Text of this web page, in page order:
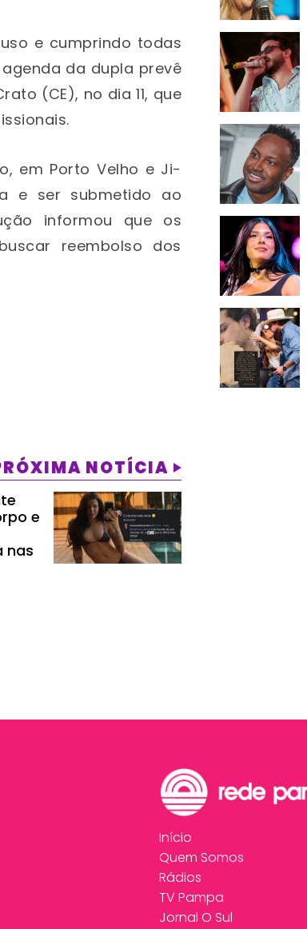
e cumprindo todas
da dupla prevê
(CE), no dia 11, que
em Porto Velho e Ji-
e ser submetido ao
informou que os
reembolso dos
NOTÍCIA
e
nas
Início
Quem Somos
Rádios
TV Pampa
Jornal O Sul